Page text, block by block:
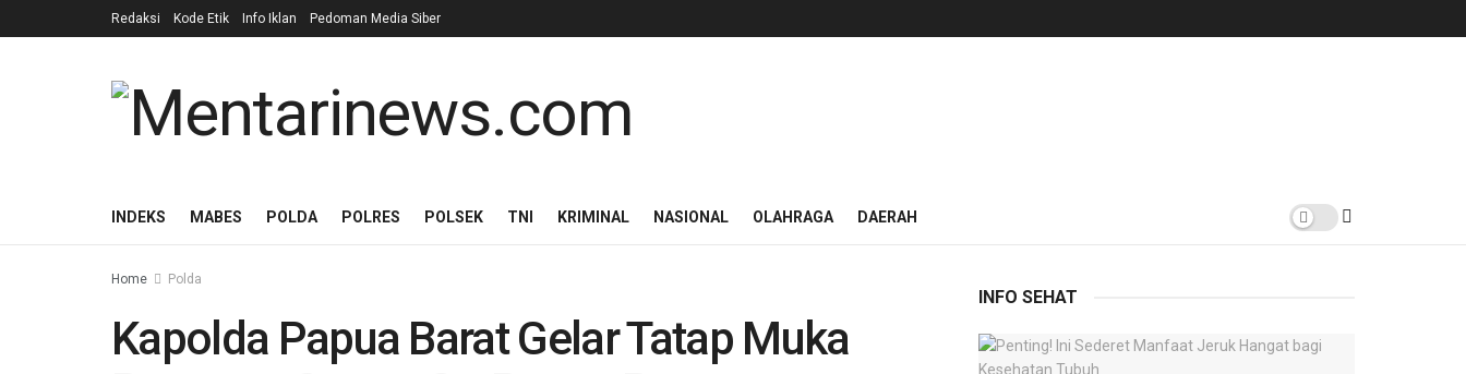
Redaksi Kode Etik Info Iklan Pedoman Media Siber
INDEKS MABES POLDA POLRES POLSEK TNI KRIMINAL NASIONAL OLAHRAGA DAERAH
Home Polda
Kapolda Papua Barat Gelar Tatap Muka
INFO SEHAT